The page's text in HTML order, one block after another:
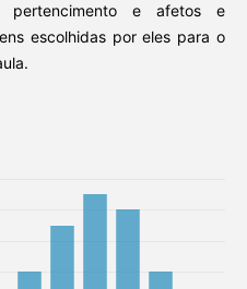
pertencimento e afetos e
escolhidas por eles para o